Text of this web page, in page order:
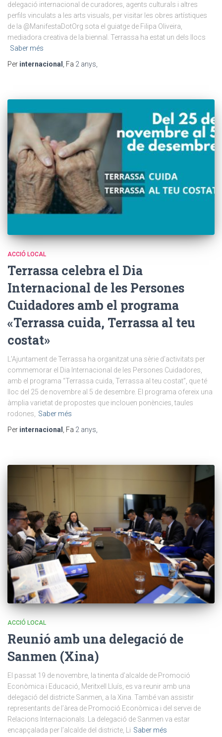
delegació internacional de curadores, agents culturals i altres
perfils vinculats a les arts visuals, per visitar les obres artístiques
de la @ManifestaDotOrg sota el guiatge de Filipa Oliveira,
mediadora creativa de la biennal. Terrassa ha estat un dels llocs
Saber més
Per internacional , Fa 2 anys,
ACCIÓ LOCAL
Terrassa celebra el Dia
Internacional de les Persones
Cuidadores amb el programa
«Terrassa cuida, Terrassa al teu
costat»
L’Ajuntament de Terrassa ha organitzat una sèrie d’activitats per
commemorar el Dia Internacional de les Persones Cuidadores,
amb el programa “Terrassa cuida, Terrassa al teu costat”, que té
lloc del 25 de novembre al 5 de desembre. El programa ofereix una
àmplia varietat de propostes que inclouen ponències, taules
rodones,
Saber més
Per internacional , Fa 2 anys
ACCIÓ LOCAL
Reunió amb una delegació de
Sanmen (Xina)
El passat 19 de novembre, la tinenta d’alcalde de Promoció
Econòmica i Educació, Meritxell Lluís, es va reunir amb una
delegació del districte Sanmen, a la Xina. També van assistir
representants de l’àrea de Promoció Econòmica i del servei de
Relacions Internacionals. La delegació de Sanmen va estar
encapçalada per l’alcalde del districte, Li Saber més